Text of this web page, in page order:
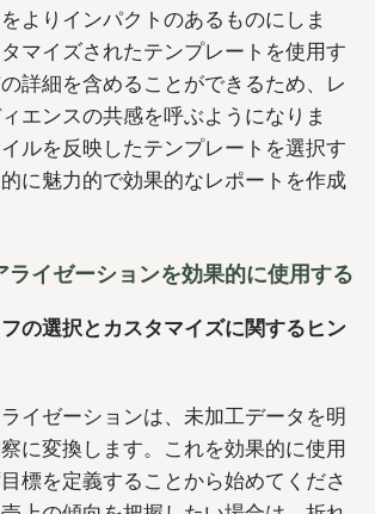
よりインパクトのあるものにしま
マイズされたテンプレートを使用す
詳細を含めることができるため、レ
エンスの共感を呼ぶようになりま
ルを反映したテンプレートを選択す
に魅力的で効果的なレポートを作成
ライゼーションを効果的に使用する
の選択とカスタマイズに関するヒン
イゼーションは、未加工データを明
に変換します。これを効果的に使用
標を定義することから始めてくださ